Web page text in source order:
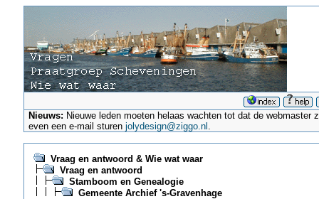
Nieuws: Nieuwe leden moeten helaas wachten tot dat de
even een e-mail sturenjolydesign@ziggo.nl .
Vraag en antwoord & Wie wat waar
Vraag en antwoord
Stamboom en Genealogie
Gemeente Archief 's-Gravenhage